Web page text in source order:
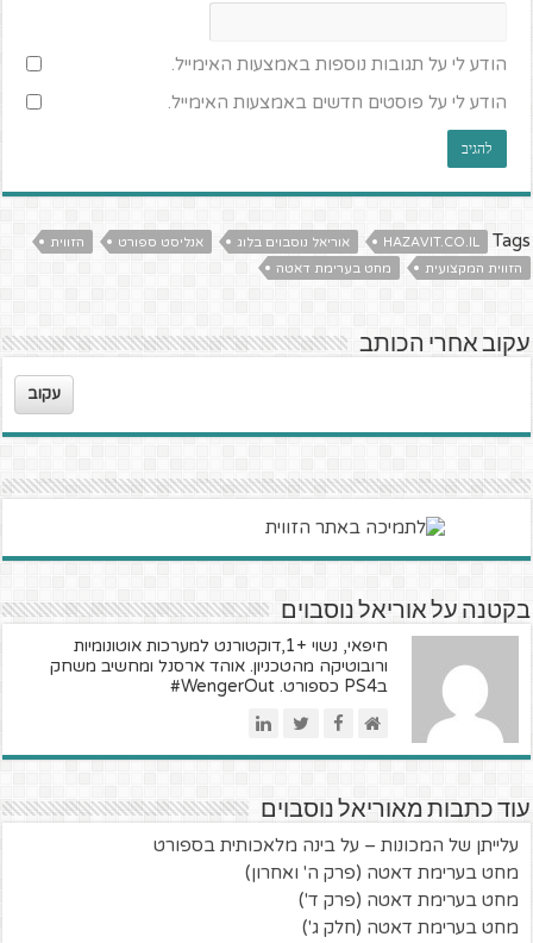
הודע לי על תגובות נוספות באמצעות האימייל.
הודע לי על פוסטים חדשים באמצעות האימייל.
Tags
HAZAVIT.CO.IL אוריאל נוסבוים בלוג אנליסט ספורט
הזווית
הזווית המקצועית
מחט בערימת דאטה
עקוב אחרי הכותב
עקוב
בקטנה על אוריאל נוסבוים
חיפאי, נשוי +1,דוקטורנט למערכות אוטונומיות
ורובוטיקה מהטכניון. אוהד ארסנל ומחשיב משחק
בPS4 כספורט. WengerOut#
עוד כתבות מאוריאל נוסבוים
עלייתן של המכונות – על בינה מלאכותית בספורט
מחט בערימת דאטה (פרק ה' ואחרון)
מחט בערימת דאטה (פרק ד')
מחט בערימת דאטה (חלק ג')